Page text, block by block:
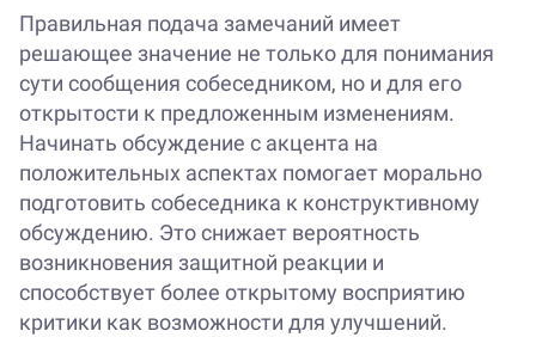
Правильная подача замечаний имеет
решающее значение не только для понимания
сути сообщения собеседником, но и для его
открытости к предложенным изменениям.
Начинать обсуждение с акцента на
положительных аспектах помогает морально
подготовить собеседника к конструктивному
обсуждению. Это снижает вероятность
возникновения защитной реакции и
способствует более открытому восприятию
критики как возможности для улучшений.